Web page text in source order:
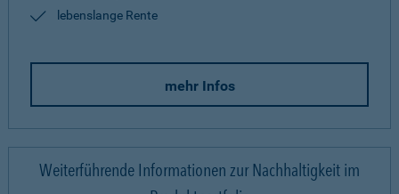
lebenslange Rente
mehr Infos
Weiterführende Informationen zur Nachhaltigkeit im